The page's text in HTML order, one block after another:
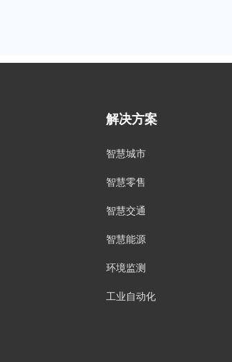
智慧城市
智慧零售
智慧交通
智慧能源
环境监测
工业自动化
解决方案